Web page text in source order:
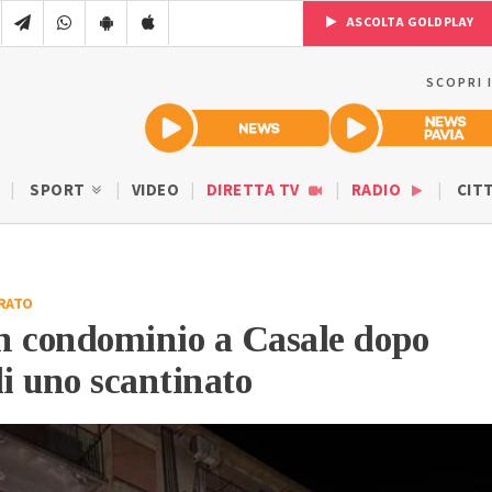
ASCOLTA GOLDPLAY
SCOPRI
SPORT VIDEO DIRETTA TV RADIO
condominio a Casale dopo
uno scantinato